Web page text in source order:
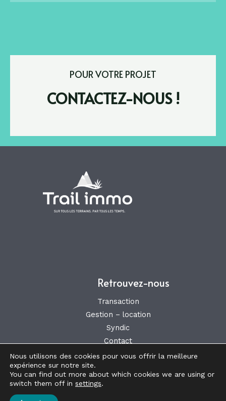
POUR VOTRE PROJET
CONTACTEZ-NOUS !
Retrouvez-nous
Transaction
Gestion – location
Syndic
Contact
Copyright © 2026 Trail-immo
Nous utilisons des cookies pour vous offrir la meilleure
expérience sur notre site.
You can find out more about which cookies we are using or
switch them off in settings.